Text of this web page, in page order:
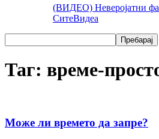
(ВИДЕО) Неверојатни
СитеВидеа
Таг: време-
Може ли времето да запре?